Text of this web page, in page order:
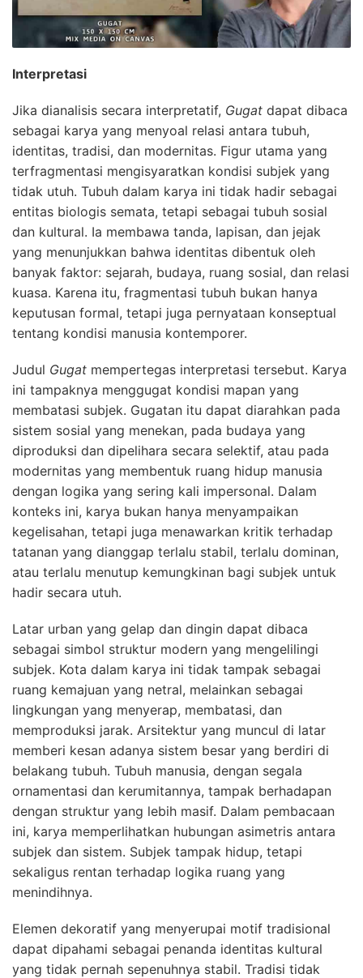
Interpretasi
Jika dianalisis secara interpretatif, Gugat dapat dibaca
sebagai karya yang menyoal relasi antara tubuh,
identitas, tradisi, dan modernitas. Figur utama yang
terfragmentasi mengisyaratkan kondisi subjek yang
tidak utuh. Tubuh dalam karya ini tidak hadir sebagai
entitas biologis semata, tetapi sebagai tubuh sosial
dan kultural. Ia membawa tanda, lapisan, dan jejak
yang menunjukkan bahwa identitas dibentuk oleh
banyak faktor: sejarah, budaya, ruang sosial, dan relasi
kuasa. Karena itu, fragmentasi tubuh bukan hanya
keputusan formal, tetapi juga pernyataan konseptual
tentang kondisi manusia kontemporer.
Judul Gugat mempertegas interpretasi tersebut. Karya
ini tampaknya menggugat kondisi mapan yang
membatasi subjek. Gugatan itu dapat diarahkan pada
sistem sosial yang menekan, pada budaya yang
diproduksi dan dipelihara secara selektif, atau pada
modernitas yang membentuk ruang hidup manusia
dengan logika yang sering kali impersonal. Dalam
konteks ini, karya bukan hanya menyampaikan
kegelisahan, tetapi juga menawarkan kritik terhadap
tatanan yang dianggap terlalu stabil, terlalu dominan,
atau terlalu menutup kemungkinan bagi subjek untuk
hadir secara utuh.
Latar urban yang gelap dan dingin dapat dibaca
sebagai simbol struktur modern yang mengelilingi
subjek. Kota dalam karya ini tidak tampak sebagai
ruang kemajuan yang netral, melainkan sebagai
lingkungan yang menyerap, membatasi, dan
memproduksi jarak. Arsitektur yang muncul di latar
memberi kesan adanya sistem besar yang berdiri di
belakang tubuh. Tubuh manusia, dengan segala
ornamentasi dan kerumitannya, tampak berhadapan
dengan struktur yang lebih masif. Dalam pembacaan
ini, karya memperlihatkan hubungan asimetris antara
subjek dan sistem. Subjek tampak hidup, tetapi
sekaligus rentan terhadap logika ruang yang
menindihnya.
Elemen dekoratif yang menyerupai motif tradisional
dapat dipahami sebagai penanda identitas kultural
yang tidak pernah sepenuhnya stabil. Tradisi tidak